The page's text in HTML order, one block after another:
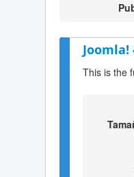
Joomla!
This is the